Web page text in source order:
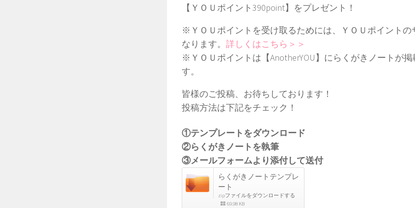
【ＹＯＵポイント390point】をプレゼント！
※ＹＯＵポイントを受け取るためには、ＹＯＵポイントの
なります。 詳しくはこちら＞＞
※ＹＯＵポイントは【AnotherYOU】にらくがきノートが
す。
皆様のご投稿、お待ちしております！
投稿方法は下記をチェック！
①テンプレートをダウンロード
②らくがきノートを執筆
③メールフォームより添付して送付
らくがきノートテンプレ
ート
zipファイルをダウンロードする
69.98 KB